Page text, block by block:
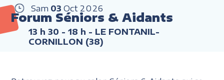
Sam 03 Oct 2026
Forum Séniors & Aidants
13 h 30 - 18 h - LE FONTANIL-
CORNILLON (38)